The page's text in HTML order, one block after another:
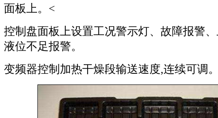
面板上。<
控制盘面板上设置工况警示灯、故障报警
液位不足报警。
变频器控制加热干燥段输送速度,连续可调